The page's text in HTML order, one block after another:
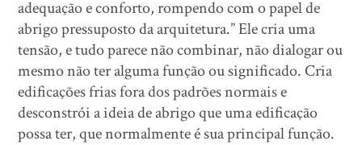
adequação e conforto, rompendo com o papel de
abrigo pressuposto da arquitetura.” Ele cria uma
tensão, e tudo parece não combinar, não dialogar ou
mesmo não ter alguma função ou significado. Cria
edificações frias fora dos padrões normais e
desconstrói a ideia de abrigo que uma edificação
possa ter, que normalmente é sua principal função.